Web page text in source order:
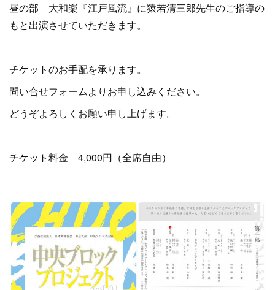
昼の部 大和楽『江戸風流』に猿若清三郎先生のご指導の
もと出演させていただきます。
チケットのお手配を承ります。
問い合せフォームよりお申し込みください。
どうぞよろしくお願い申し上げます。
チケット料金 4,000円（全席自由）